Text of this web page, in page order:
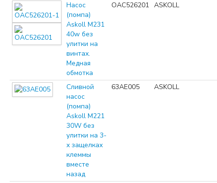
Насос
(помпа)
Askoll M231
40w без
улитки на
винтах.
Медная
обмотка
OAC526201 ASKOLL
Сливной
насос
(помпа)
Askoll M221
30W без
улитки на 3-
х защелках
клеммы
вместе
назад
63AE005 ASKOLL